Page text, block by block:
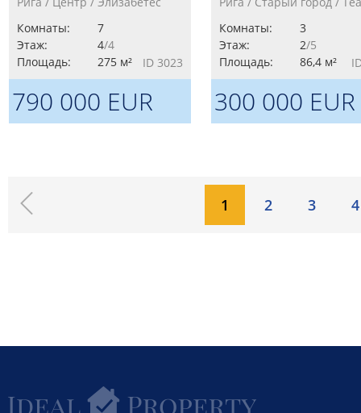
Комнаты:
7
Этаж:
4/4
Площадь:
275 м² ID 3023
790 000 EUR
Комнаты:
3
Этаж:
2/5
Площадь:
86,4 м²
300 000 EUR
1 2 3 4